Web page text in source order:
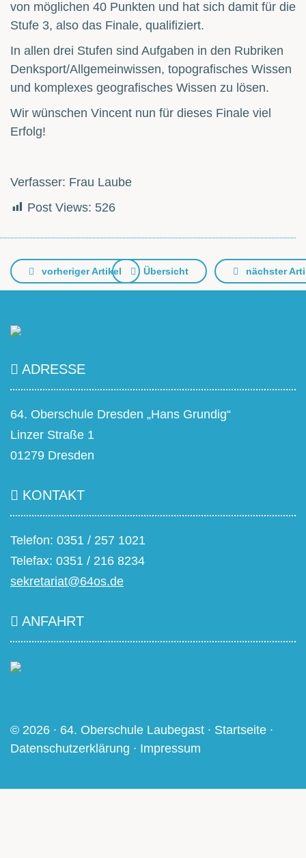
von möglichen 40 Punkten und hat sich damit für die
Stufe 3, also das Finale, qualifiziert.
In allen drei Stufen sind Aufgaben in den Rubriken
Denksport/Allgemeinwissen, topografisches Wissen
und komplexes geografisches Wissen zu lösen.
Wir wünschen Vincent nun für dieses Finale viel
Erfolg!
Verfasser: Frau Laube
Post Views: 526
vorheriger Artikel Übersicht nächster
ADRESSE
64. Oberschule Dresden „Hans Grundig“
Linzer Straße 1
01279 Dresden
KONTAKT
Telefon: 0351 / 257 1021
Telefax: 0351 / 216 8234
sekretariat@64os.de
ANFAHRT
© 2026 ∙ 64. Oberschule Laubegast ∙ Startseite ∙
Datenschutzerklärung ∙ Impressum